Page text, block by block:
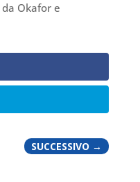
Okafor e
SUCCESSIVO →